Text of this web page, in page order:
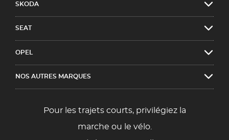
SKODA
SEAT
OPEL
NOS AUTRES MARQUES
Pour les trajets courts, privilégiez la
marche ou le vélo.